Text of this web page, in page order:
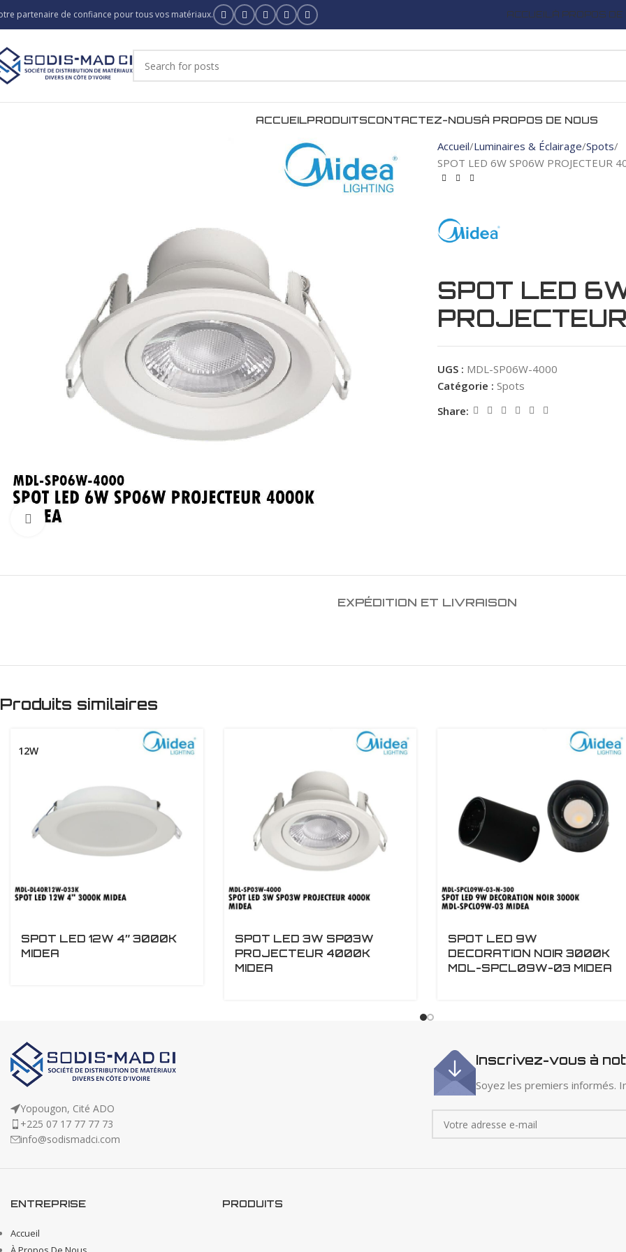
partenaire de confiance pour tous vos matériaux. ACCUEILÀ PROPOS DE
ACCUEILPRODUITSCONTACTEZ-NOUSÀ PROPOS DE NOUS
Click to enlarge
Accueil Luminaires & Éclairage Spots
SPOT LED 6W SP06W PROJECTEUR
SPOT LED
UGS : MDL-SP06W-4000
Catégorie : Spots
Share:
EXPÉDITION ET LIVRAISON
Produits similaires
12W
SPOT LED 12W 4″ 3000K
MIDEA
SPOT LED 3W SP03W
PROJECTEUR 4000K
MIDEA
SPOT LED 9W
DECORATION NOIR 3000K
MDL-SPCL09W-03 MIDEA
Yopougon, Cité ADO
+225 07 17 77 77 73
info@sodismadci.com
Inscrivez-vous à
Soyez les premiers informés.
ENTREPRISE
Accueil
PRODUITS